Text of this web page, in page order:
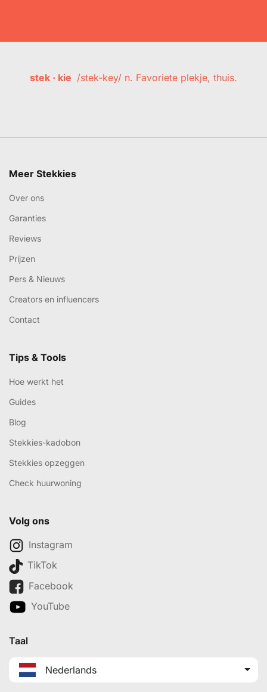
stek · kie /stek-key/ n. Favoriete plekje, thuis.
Meer Stekkies
Over ons
Garanties
Reviews
Prijzen
Pers & Nieuws
Creators en influencers
Contact
Tips & Tools
Hoe werkt het
Guides
Blog
Stekkies-kadobon
Stekkies opzeggen
Check huurwoning
Volg ons
Instagram
TikTok
Facebook
YouTube
Taal
Nederlands